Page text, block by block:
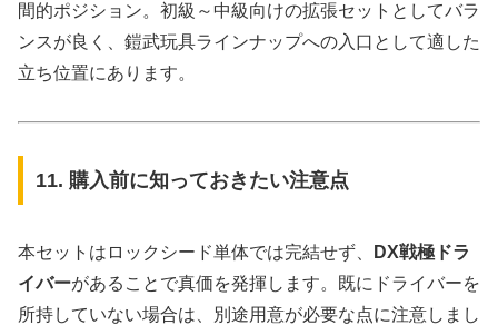
間的ポジション。初級～中級向けの拡張セットとしてバラ
ンスが良く、鎧武玩具ラインナップへの入口として適した
立ち位置にあります。
11. 購入前に知っておきたい注意点
本セットはロックシード単体では完結せず、
DX戦極ドラ
イバーがあることで真価を発揮します。既にドライバーを
所持していない場合は、別途用意が必要な点に注意しまし